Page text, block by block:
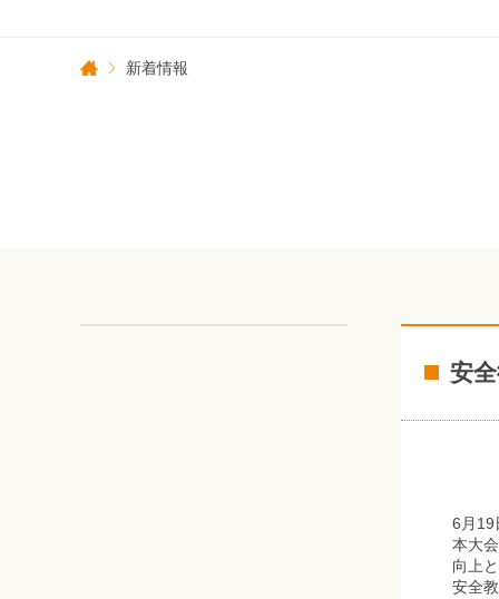
新着情報
安
6月19
本大
向上
安全